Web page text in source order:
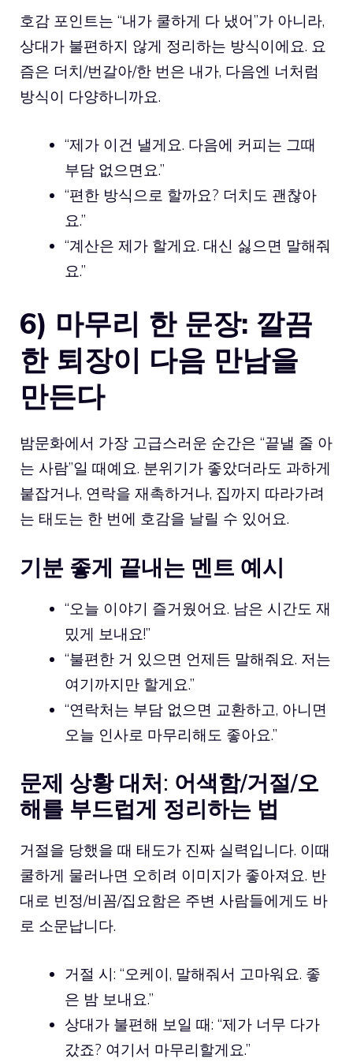
호감 포인트는 “내가 쿨하게 다 냈어”가 아니라,
상대가 불편하지 않게 정리하는 방식이에요. 요
즘은 더치/번갈아/한 번은 내가, 다음엔 너처럼
방식이 다양하니까요.
“제가 이건 낼게요. 다음에 커피는 그때
부담 없으면요.”
“편한 방식으로 할까요? 더치도 괜찮아
요.”
“계산은 제가 할게요. 대신 싫으면 말해줘
요.”
6) 마무리 한 문장: 깔끔
한 퇴장이 다음 만남을
만든다
밤문화에서 가장 고급스러운 순간은 “끝낼 줄 아
는 사람”일 때예요. 분위기가 좋았더라도 과하게
붙잡거나, 연락을 재촉하거나, 집까지 따라가려
는 태도는 한 번에 호감을 날릴 수 있어요.
기분 좋게 끝내는 멘트 예시
“오늘 이야기 즐거웠어요. 남은 시간도 재
밌게 보내요!”
“불편한 거 있으면 언제든 말해줘요. 저는
여기까지만 할게요.”
“연락처는 부담 없으면 교환하고, 아니면
오늘 인사로 마무리해도 좋아요.”
문제 상황 대처: 어색함/거절/오
해를 부드럽게 정리하는 법
거절을 당했을 때 태도가 진짜 실력입니다. 이때
쿨하게 물러나면 오히려 이미지가 좋아져요. 반
대로 빈정/비꼼/집요함은 주변 사람들에게도 바
로 소문납니다.
거절 시: “오케이, 말해줘서 고마워요. 좋
은 밤 보내요.”
상대가 불편해 보일 때: “제가 너무 다가
갔죠? 여기서 마무리할게요.”